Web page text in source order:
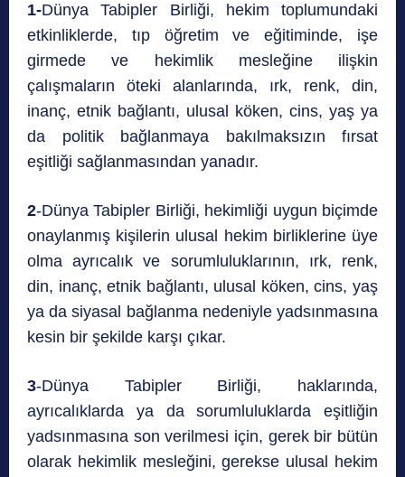
1-Dünya Tabipler Birliği, hekim toplumundaki
etkinliklerde, tıp öğretim ve eğitiminde, işe
girmede ve hekimlik mesleğine ilişkin
çalışmaların öteki alanlarında, ırk, renk, din,
inanç, etnik bağlantı, ulusal köken, cins, yaş ya
da politik bağlanmaya bakılmaksızın fırsat
eşitliği sağlanmasından yanadır.
2-Dünya Tabipler Birliği, hekimliği uygun biçimde
onaylanmış kişilerin ulusal hekim birliklerine üye
olma ayrıcalık ve sorumluluklarının, ırk, renk,
din, inanç, etnik bağlantı, ulusal köken, cins, yaş
ya da siyasal bağlanma nedeniyle yadsınmasına
kesin bir şekilde karşı çıkar.
3-Dünya Tabipler Birliği, haklarında,
ayrıcalıklarda ya da sorumluluklarda eşitliğin
yadsınmasına son verilmesi için, gerek bir bütün
olarak hekimlik mesleğini, gerekse ulusal hekim